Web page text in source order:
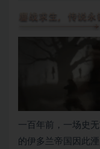
一百年前，一场史
的伊多兰帝国因此